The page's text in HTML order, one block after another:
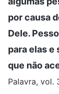
por causa
Dele.
para elas e
que não
Palavra, vol.